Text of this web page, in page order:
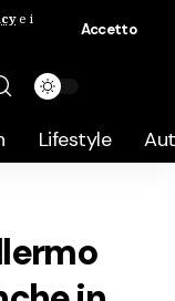
e i
Accetto
Lifestyle